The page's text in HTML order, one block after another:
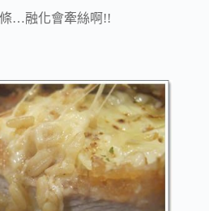
…融化會牽絲啊!!